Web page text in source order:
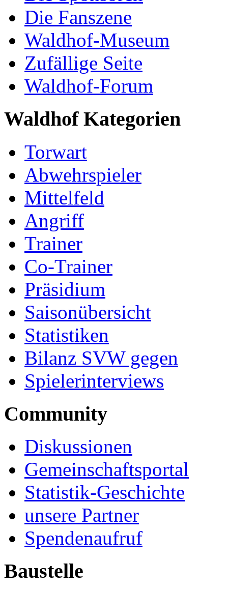
Die Fanszene
Waldhof-Museum
Zufällige Seite
Waldhof-Forum
Waldhof Kategorien
Torwart
Abwehrspieler
Mittelfeld
Angriff
Trainer
Co-Trainer
Präsidium
Saisonübersicht
Statistiken
Bilanz SVW gegen
Spielerinterviews
Community
Diskussionen
Gemeinschaftsportal
Statistik-Geschichte
unsere Partner
Spendenaufruf
Baustelle